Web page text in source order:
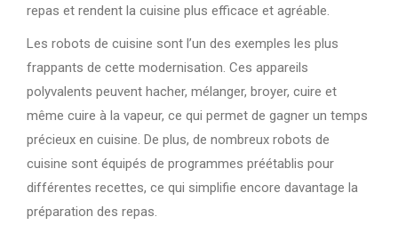
repas et rendent la cuisine plus efficace et agréable.
Les robots de cuisine sont l’un des exemples les plus
frappants de cette modernisation. Ces appareils
polyvalents peuvent hacher, mélanger, broyer, cuire et
même cuire à la vapeur, ce qui permet de gagner un temps
précieux en cuisine. De plus, de nombreux robots de
cuisine sont équipés de programmes préétablis pour
différentes recettes, ce qui simplifie encore davantage la
préparation des repas.